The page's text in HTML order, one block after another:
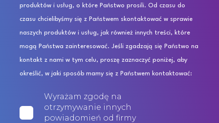
produktów i usług, o które Państwo prosili. Od czasu do
czasu chcielibyśmy się z Państwem skontaktować w sprawie
naszych produktów i usług, jak również innych treści, które
mogą Państwa zainteresować. Jeśli zgadzają się Państwo na
kontakt z nami w tym celu, proszę zaznaczyć poniżej, aby
określić, w jaki sposób mamy się z Państwem kontaktować:
Wyrażam zgodę na
otrzymywanie innych
powiadomień od firmy